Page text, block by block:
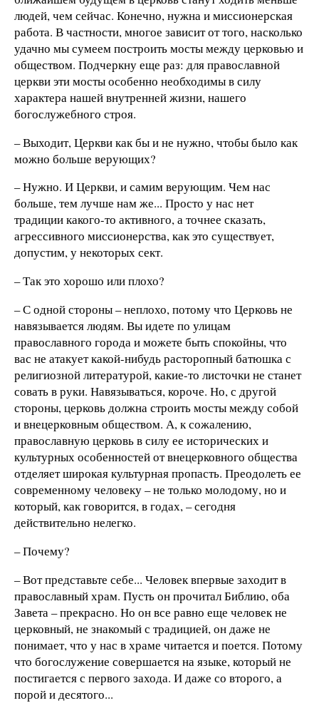
людей, чем сейчас. Конечно, нужна и миссионерская
работа. В частности, многое зависит от того, насколько
удачно мы сумеем построить мосты между церковью и
обществом. Подчеркну еще раз: для православной
церкви эти мосты особенно необходимы в силу
характера нашей внутренней жизни, нашего
богослужебного строя.
– Выходит, Церкви как бы и не нужно, чтобы было как
можно больше верующих?
– Нужно. И Церкви, и самим верующим. Чем нас
больше, тем лучше нам же... Просто у нас нет
традиции какого-то активного, а точнее сказать,
агрессивного миссионерства, как это существует,
допустим, у некоторых сект.
– Так это хорошо или плохо?
– С одной стороны – неплохо, потому что Церковь не
навязывается людям. Вы идете по улицам
православного города и можете быть спокойны, что
вас не атакует какой-нибудь расторопный батюшка с
религиозной литературой, какие-то листочки не станет
совать в руки. Навязываться, короче. Но, с другой
стороны, церковь должна строить мосты между собой
и внецерковным обществом. А, к сожалению,
православную церковь в силу ее исторических и
культурных особенностей от внецерковного общества
отделяет широкая культурная пропасть. Преодолеть ее
современному человеку – не только молодому, но и
который, как говорится, в годах, – сегодня
действительно нелегко.
– Почему?
– Вот представьте себе... Человек впервые заходит в
православный храм. Пусть он прочитал Библию, оба
Завета – прекрасно. Но он все равно еще человек не
церковный, не знакомый с традицией, он даже не
понимает, что у нас в храме читается и поется. Потому
что богослужение совершается на языке, который не
постигается с первого захода. И даже со второго, а
порой и десятого...